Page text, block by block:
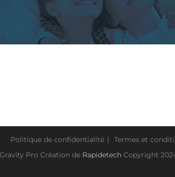
Politique de confidentialité Termes et
Pro Création de RapidetechCopyright